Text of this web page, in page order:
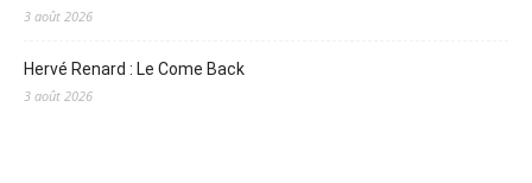
3 août 2026
Hervé Renard : Le Come Back
3 août 2026